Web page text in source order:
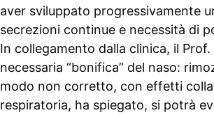
aver sviluppato progressivamente
secrezioni continue e necessità di
In collegamento dalla clinica, il Prof.
necessaria “bonifica” del naso:
modo non corretto, con effetti
respiratoria, ha spiegato, si potrà